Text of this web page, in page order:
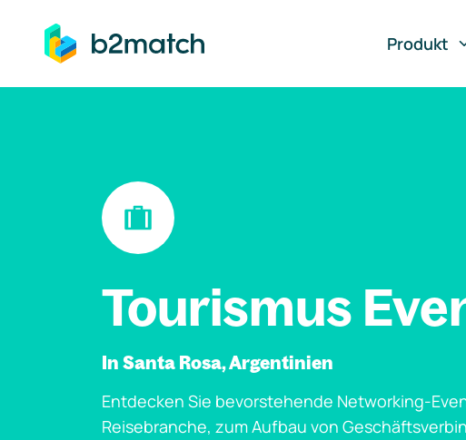
springen
Produkt
Tourismus
In Santa Rosa, Argentinien
Entdecken Sie bevorstehende Networking-
Reisebranche, zum Aufbau von